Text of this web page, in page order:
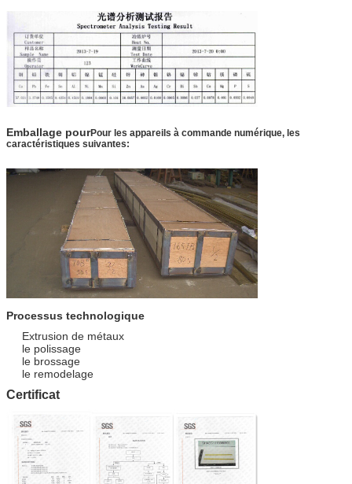
Emballage pourPour les appareils à commande numérique, les
caractéristiques suivantes:
Processus technologique
Extrusion de métaux
le polissage
le brossage
le remodelage
Certificat